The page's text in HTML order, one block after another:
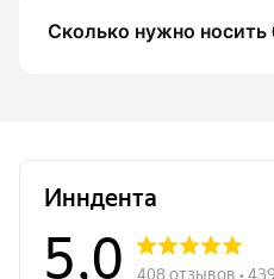
Сколько нужно носить